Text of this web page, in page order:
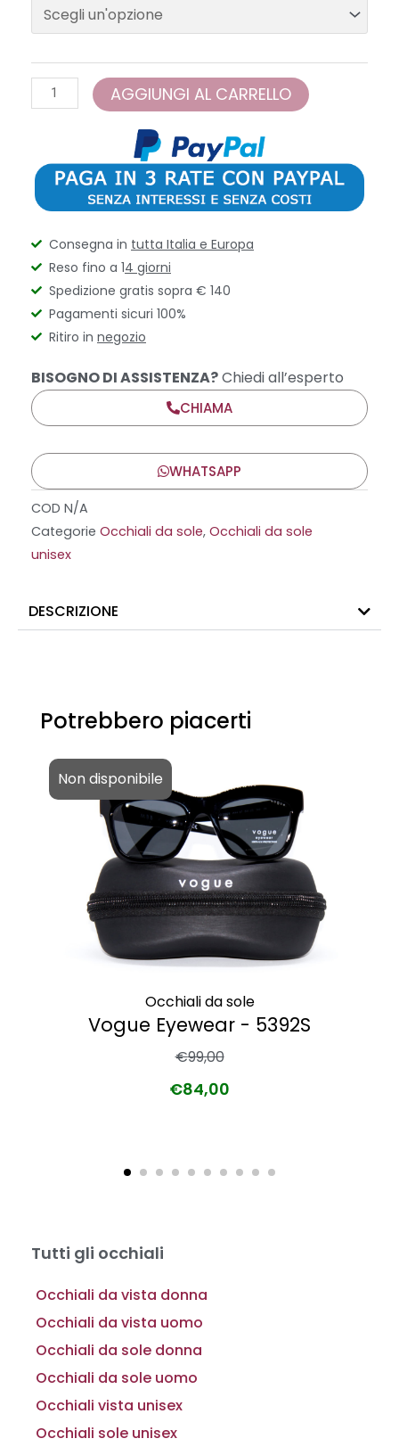
AGGIUNGI AL CARRELLO
Consegna in tutta Italia e Europa
Reso fino a 14 giorni
Spedizione gratis sopra € 140
Pagamenti sicuri 100%
Ritiro in negozio
BISOGNO DI ASSISTENZA?Chiedi all’esperto
CHIAMA
WHATSAPP
COD N/A
Categorie Occhiali da sole, Occhiali da sole
unisex
DESCRIZIONE
Potrebbero piacerti
Non disponibile
Occhiali da sole
Vogue Eyewear - 5392S
€99,00
€84,00
Tutti gli occhiali
Occhiali da vista donna
Occhiali da vista uomo
Occhiali da sole donna
Occhiali da sole uomo
Occhiali vista unisex
Occhiali sole unisex